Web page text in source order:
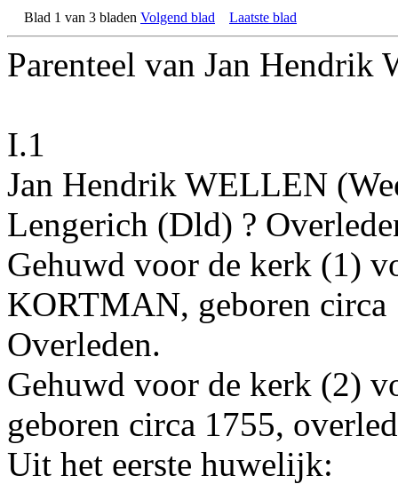
Blad 1 van 3 bladen Volgend blad Laatste blad
Parenteel van Jan Hendrik
I.1
Jan Hendrik WELLEN
Lengerich (Dld) ?
Gehuwd voor de kerk (1)
KORTMAN, geboren circa
Overleden.
Gehuwd voor de kerk (2)
geboren circa 1755,
Uit het eerste huwelijk: